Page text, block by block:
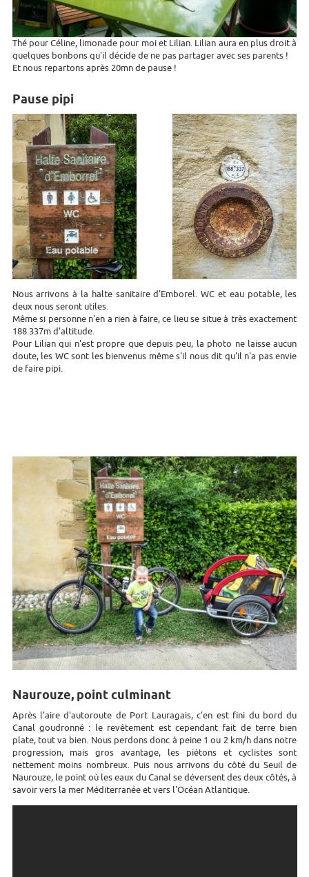
Thé pour Céline, limonade pour moi et Lilian. Lilian aura en plus droit à
quelques bonbons qu'il décide de ne pas partager avec ses parents !
Et nous repartons après 20mn de pause !
Pause pipi
Nous arrivons à la halte sanitaire d'Emborel. WC et eau potable, les
deux nous seront utiles.
Même si personne n'en a rien à faire, ce lieu se situe à très exactement
188.337m d'altitude.
Pour Lilian qui n'est propre que depuis peu, la photo ne laisse aucun
doute, les WC sont les bienvenus même s'il nous dit qu'il n'a pas envie
de faire pipi.
Naurouze, point culminant
Après l'aire d'autoroute de Port Lauragais, c'en est fini du bord du
Canal goudronné : le revêtement est cependant fait de terre bien
plate, tout va bien. Nous perdons donc à peine 1 ou 2 km/h dans notre
progression, mais gros avantage, les piétons et cyclistes sont
nettement moins nombreux. Puis nous arrivons du côté du Seuil de
Naurouze, le point où les eaux du Canal se déversent des deux côtés, à
savoir vers la mer Méditerranée et vers l'Océan Atlantique.